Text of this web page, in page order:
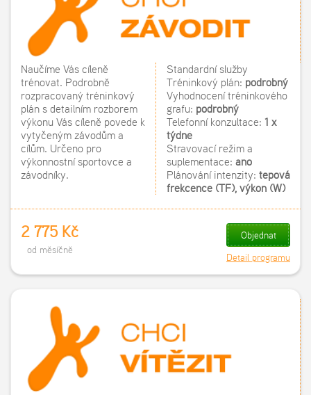
Naučíme Vás cíleně
trénovat. Podrobně
rozpracovaný tréninkový
plán s detailním rozborem
výkonu Vás cíleně povede k
vytyčeným závodům a
cílům. Určeno pro
výkonnostní sportovce a
závodníky.
Standardní služby
Tréninkový plán: podrobný
Vyhodnocení tréninkového
grafu: podrobný
Telefonní konzultace: 1 x
týdně
Stravovací režim a
suplementace: ano
Plánování intenzity: tepová
frekcence (TF), výkon (W)
2 775 Kč
od měsíčně
Objednat
Detail programu